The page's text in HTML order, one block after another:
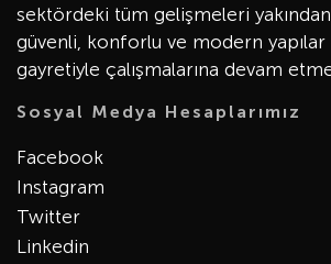
sektördeki tüm gelişmeleri
güvenli, konforlu ve modern
gayretiyle çalışmalarına devam
Sosyal Medya Hesaplarımız
Facebook
Instagram
Twitter
Linkedin